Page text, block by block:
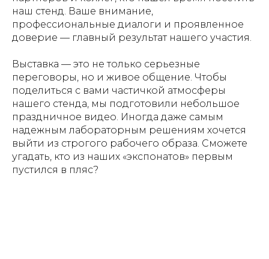
наш стенд. Ваше внимание,
профессиональные диалоги и проявленное
доверие — главный результат нашего участия.
Выставка — это не только серьезные
переговоры, но и живое общение. Чтобы
поделиться с вами частичкой атмосферы
нашего стенда, мы подготовили небольшое
праздничное видео. Иногда даже самым
надежным лабораторным решениям хочется
выйти из строгого рабочего образа. Сможете
угадать, кто из наших «экспонатов» первым
пустился в пляс?